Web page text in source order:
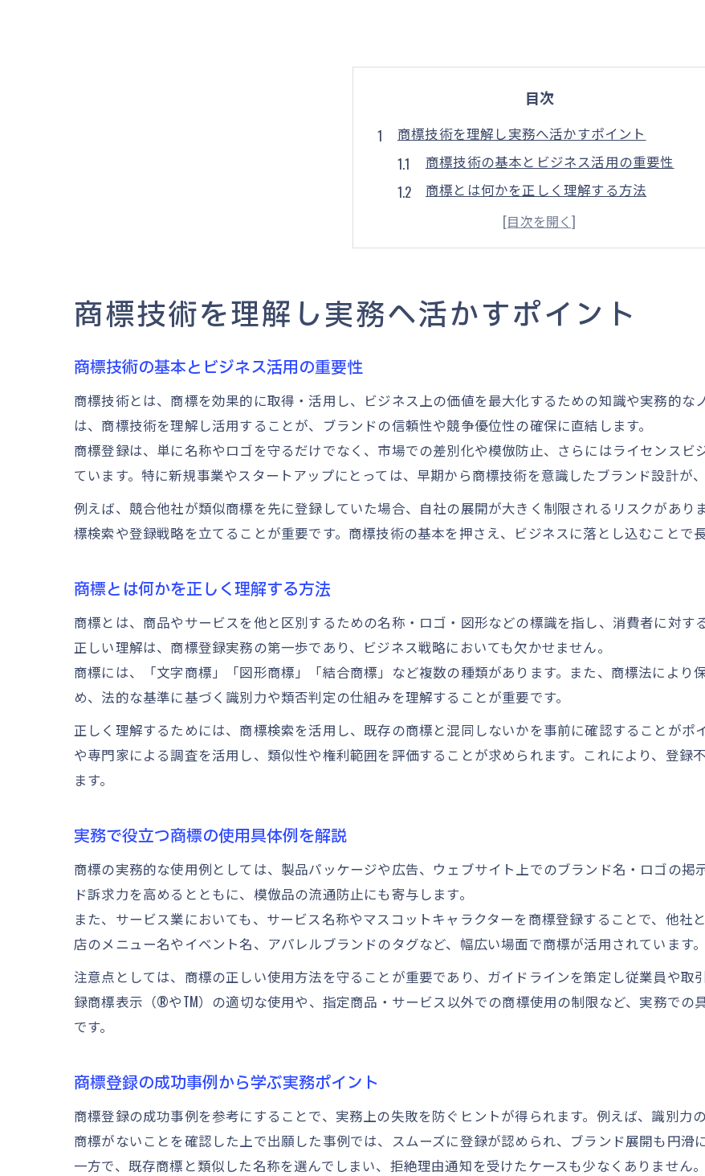
目次
商標技術を理解し実務へ活かすポイント
商標技術の基本とビジネス活用の重要性
商標とは何かを正しく理解する方法
実務で役立つ商標の使用具体例を解説
商標登録の成功事例から学ぶ実務ポイント
ビジネス成功へ導く商標の活用戦略とは
商標活用ガイドでブランド価値を高める秘訣
商標ビジネスで差別化するためのポイント
商標の使用ガイドライン策定で信頼を築く
商標登録時に注意すべき落とし穴と対策
商標登録で多い失敗事例とその対策を解説
商標登録がダメな例を知りリスクを回避
効果的な商標検索で競合リスクを低減
商標検索の手順と実務的な注意ポイント
商標登録検索で競合リスクを事前に発見
商標検索結果を活かす技術的な分析方法
ビジネス成功のための商標検索活用術
商標技術を活かした価値向上の具体策とは
商標の使用具体例から見るブランド強化法
商標使用ガイドライン策定の実践的な流れ
商標活用ガイドでリスクマネジメント強化
自社の成長を支える商標技術の実践知識
商標技術で自社ブランドの成長を加速する
商標技術の応用で業界内競争に勝つ方法
商標技術を理解し実務へ活かすポイント
商標技術の基本とビジネス活用の重要性
商標技術とは、商標を効果的に取得・活用し、ビジネス上の価値を最大化するための知識や実務的な
は、商標技術を理解し活用することが、ブランドの信頼性や競争優位性の確保に直結します。
商標登録は、単に名称やロゴを守るだけでなく、市場での差別化や模倣防止、さらにはライセンス
ています。特に新規事業やスタートアップにとっては、早期から商標技術を意識したブランド設計が
例えば、競合他社が類似商標を先に登録していた場合、自社の展開が大きく制限されるリスクがあり
標検索や登録戦略を立てることが重要です。商標技術の基本を押さえ、ビジネスに落とし込むことで
商標とは何かを正しく理解する方法
商標とは、商品やサービスを他と区別するための名称・ロゴ・図形などの標識を指し、消費者に対す
正しい理解は、商標登録実務の第一歩であり、ビジネス戦略においても欠かせません。
商標には、「文字商標」「図形商標」「結合商標」など複数の種類があります。また、商標法により
め、法的な基準に基づく識別力や類否判定の仕組みを理解することが重要です。
正しく理解するためには、商標検索を活用し、既存の商標と混同しないかを事前に確認することがポ
や専門家による調査を活用し、類似性や権利範囲を評価することが求められます。これにより、登録
ます。
実務で役立つ商標の使用具体例を解説
商標の実務的な使用例としては、製品パッケージや広告、ウェブサイト上でのブランド名・ロゴの掲
ド訴求力を高めるとともに、模倣品の流通防止にも寄与します。
また、サービス業においても、サービス名称やマスコットキャラクターを商標登録することで、他社
店のメニュー名やイベント名、アパレルブランドのタグなど、幅広い場面で商標が活用されています。
注意点としては、商標の正しい使用方法を守ることが重要であり、ガイドラインを策定し従業員や取
録商標表示（®やTM）の適切な使用や、指定商品・サービス以外での商標使用の制限など、実務で
です。
商標登録の成功事例から学ぶ実務ポイント
商標登録の成功事例を参考にすることで、実務上の失敗を防ぐヒントが得られます。例えば、識別力
商標がないことを確認した上で出願した事例では、スムーズに登録が認められ、ブランド展開も円滑
一方で、既存商標と類似した名称を選んでしまい、拒絶理由通知を受けたケースも少なくありません